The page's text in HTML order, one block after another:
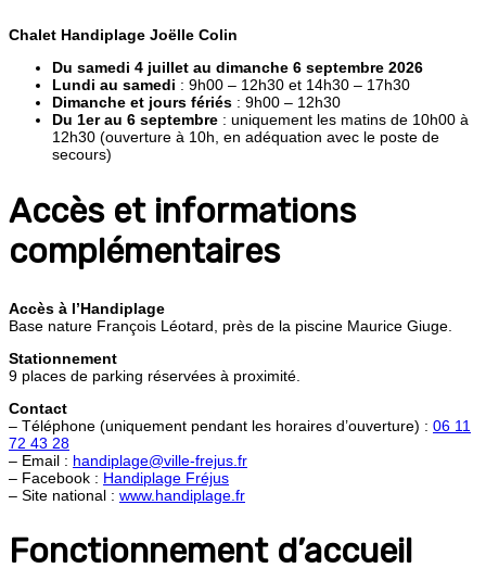
Chalet Handiplage Joëlle Colin
Du samedi 4 juillet au dimanche 6 septembre 2026
Lundi au samedi : 9h00 – 12h30 et 14h30 – 17h30
Dimanche et jours fériés : 9h00 – 12h30
Du 1er au 6 septembre : uniquement les matins de 10h00 à
12h30 (ouverture à 10h, en adéquation avec le poste de
secours)
Accès et informations
complémentaires
Accès à l’Handiplage
Base nature François Léotard, près de la piscine Maurice Giuge.
Stationnement
9 places de parking réservées à proximité.
Contact
– Téléphone (uniquement pendant les horaires d’ouverture) : 06 11
72 43 28
– Email : handiplage@ville-frejus.fr
– Facebook : Handiplage Fréjus
– Site national : www.handiplage.fr
Fonctionnement d’accueil